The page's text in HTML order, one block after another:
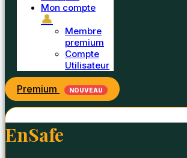
Mon compte
👤
Membre
premium
Compte
Utilisateur
Premium NOUVEAU
EnSafe